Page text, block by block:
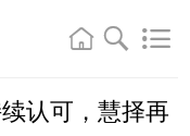
认可，慧择再